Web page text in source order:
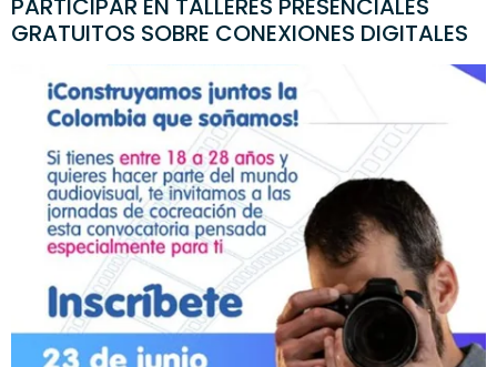
PARTICIPAR EN TALLERES PRESENCIALES
GRATUITOS SOBRE CONEXIONES DIGITALES